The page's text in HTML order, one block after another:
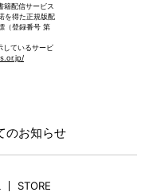
籍配信サービス
を得た正規版配
（登録番号 第
しているサービ
のお知らせ
STORE